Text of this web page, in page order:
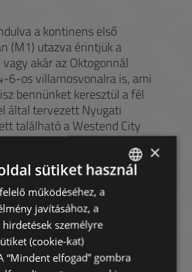
a kontinens első
(M1) utazva érintjük a
akár az Oktogonnál
6-os villamosvonalra is, ami
bennünket keresztül a fél
által tervezett Nyugati
található a Westend City
egyik legnagyobb
(és egyben irodaház is), ami
és mozival várja a
További éttermek és
mind az Andrássy úton,
tér hangulatos fái alatt.
több színház kínálja
iránt érdeklődőknek. A
FRENCH
×
sütiket használ
működéséhez, a
javításához, a
személyre
(cookie-kat)
“Mindent elfogad” gombra